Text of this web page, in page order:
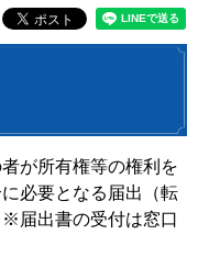
が所有権等の権利を
必要となる届出（転
届出書の受付は窓口